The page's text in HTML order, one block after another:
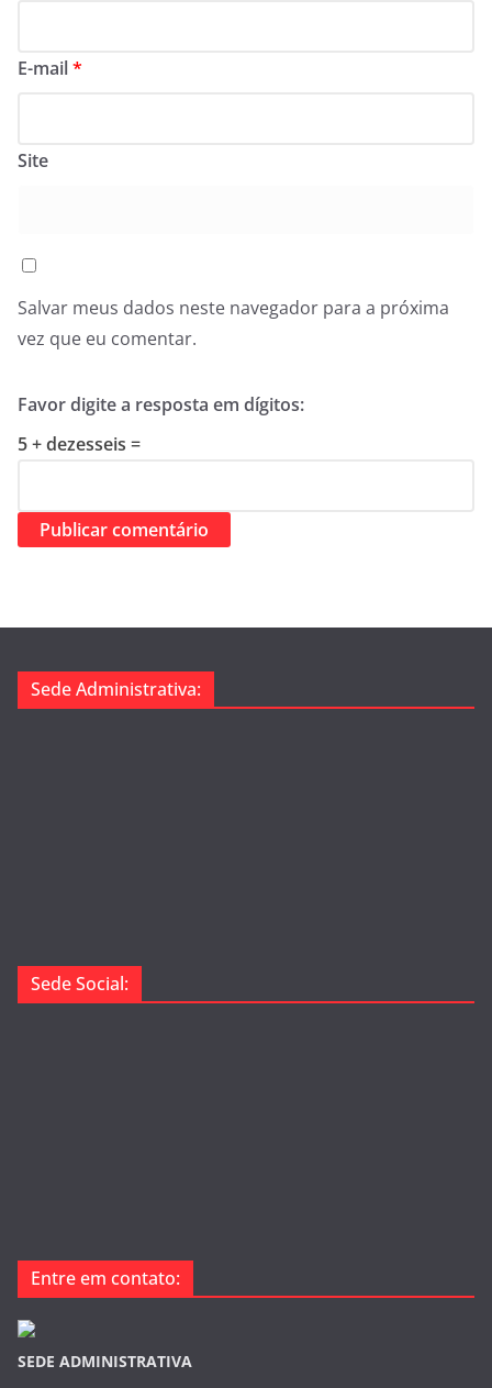
E-mail*
Site
Salvar meus dados neste navegador para a próxima
vez que eu comentar.
Favor digite a resposta em dígitos:
5 + dezesseis =
Sede Administrativa:
Sede Social:
Entre em contato:
SEDE ADMINISTRATIVA